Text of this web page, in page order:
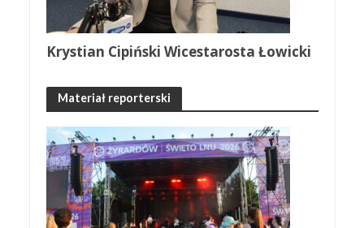
Krystian Cipiński Wicestarosta Łowicki
Materiał reporterski